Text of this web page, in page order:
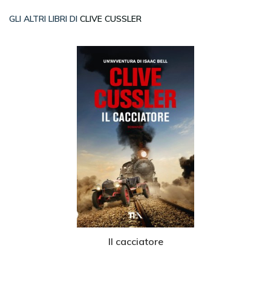
GLI ALTRI LIBRI DI CLIVE CUSSLER
Il cacciatore